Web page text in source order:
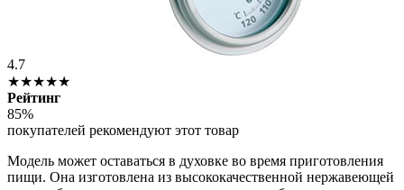
4.7
★★★★★
Рейтинг
85%
покупателей рекомендуют этот товар
Модель может оставаться в духовке во время приготовления
пищи. Она изготовлена из высококачественной нержавеющей